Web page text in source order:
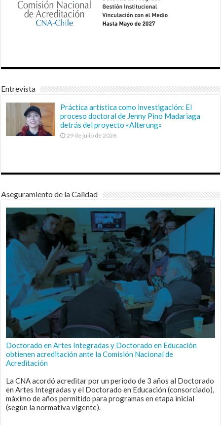
Entrevista
Práctica artística como investigación: El
proceso doctoral de Jenny Pino Madariaga
detrás del proyecto «Alterung»
29 de julio de 2026
Aseguramiento de la Calidad
Doctorado en Artes Integradas y Doctorado en Educación
obtienen acreditación ante la Comisión Nacional de
Acreditación
La CNA acordó acreditar por un periodo de 3 años al Doctorado
en Artes Integradas y el Doctorado en Educación (consorciado),
máximo de años permitido para programas en etapa inicial
(según la normativa vigente).